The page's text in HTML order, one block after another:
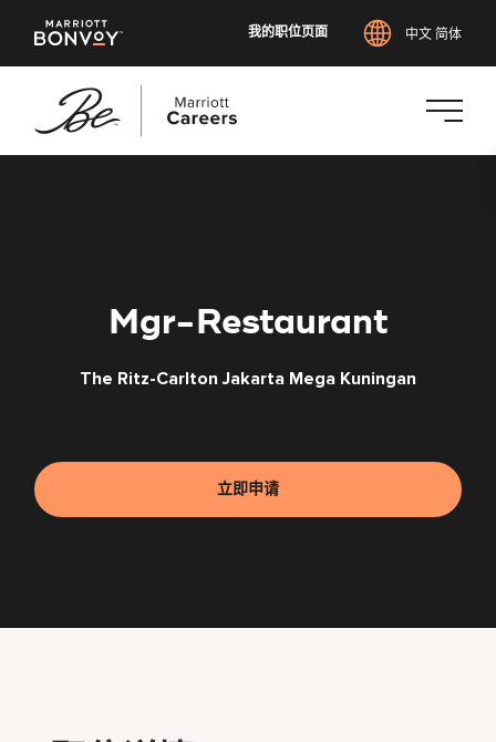
我的职位页面 中文 简体
Mgr-Restaurant
The Ritz-Carlton Jakarta Mega Kuningan
立即申请